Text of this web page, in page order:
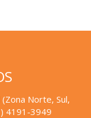
(Zona Norte, Sul,
4191-3949